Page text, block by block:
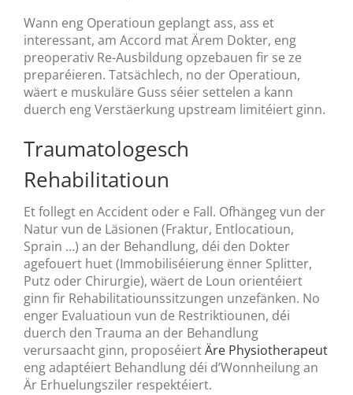
Wann eng Operatioun geplangt ass, ass et
interessant, am Accord mat Ärem Dokter, eng
preoperativ Re-Ausbildung opzebauen fir se ze
preparéieren. Tatsächlech, no der Operatioun,
wäert e muskuläre Guss séier settelen a kann
duerch eng Verstäerkung upstream limitéiert ginn.
Traumatologesch
Rehabilitatioun
Et follegt en Accident oder e Fall. Ofhängeg vun der
Natur vun de Läsionen (Fraktur, Entlocatioun,
Sprain …) an der Behandlung, déi den Dokter
agefouert huet (Immobiliséierung ënner Splitter,
Putz oder Chirurgie), wäert de Loun orientéiert
ginn fir Rehabilitatiounssitzungen unzefänken. No
enger Evaluatioun vun de Restriktiounen, déi
duerch den Trauma an der Behandlung
verursaacht ginn, proposéiertÄre Physiotherapeut
eng adaptéiert Behandlung déi d’Wonnheilung an
Är Erhuelungsziler respektéiert.